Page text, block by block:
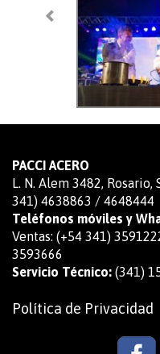
PACCI ACERO
L. N. Alem 3482,
341) 4638863 / 4648444
Teléfonos móviles y
Ventas: (+54 341)
3593666
Servicio Técnico: (341)
Política de Privacidad